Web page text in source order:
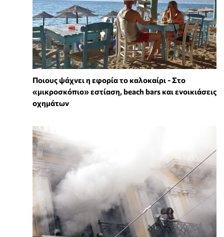
Ποιους ψάχνει η εφορία το καλοκαίρι - Στο
«μικροσκόπιο» εστίαση, beach bars και ενοικιάσεις
οχημάτων